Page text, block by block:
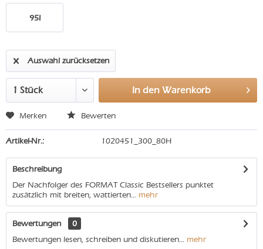
95I
Auswahl zurücksetzen
In den Warenkorb
Merken Bewerten
Artikel-Nr.: 1020451_300_80H
Beschreibung
Der Nachfolger des FORMAT Classic Bestsellers punktet
zusätzlich mit breiten, wattierten... mehr
Bewertungen
0
Bewertungen lesen, schreiben und diskutieren... mehr